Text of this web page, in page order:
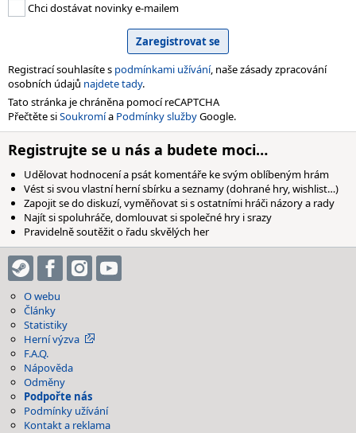
Chci dostávat novinky e-mailem
Registrací souhlasíte s podmínkami užívání, naše zásady zpracování
osobních údajů najdete tady.
Tato stránka je chráněna pomocí reCAPTCHA
Přečtěte siSoukromía Podmínky službyGoogle.
Registrujte se u nás a budete moci…
Udělovat hodnocení a psát komentáře ke svým oblíbeným hrám
Vést si svou vlastní herní sbírku a seznamy (dohrané hry, wishlist…)
Zapojit se do diskuzí, vyměňovat si s ostatními hráči názory a rady
Najít si spoluhráče, domlouvat si společné hry i srazy
Pravidelně soutěžit o řadu skvělých her
O webu
Články
Statistiky
Herní výzva
F.A.Q.
Nápověda
Odměny
Podpořte nás
Podmínky užívání
Kontakt a reklama